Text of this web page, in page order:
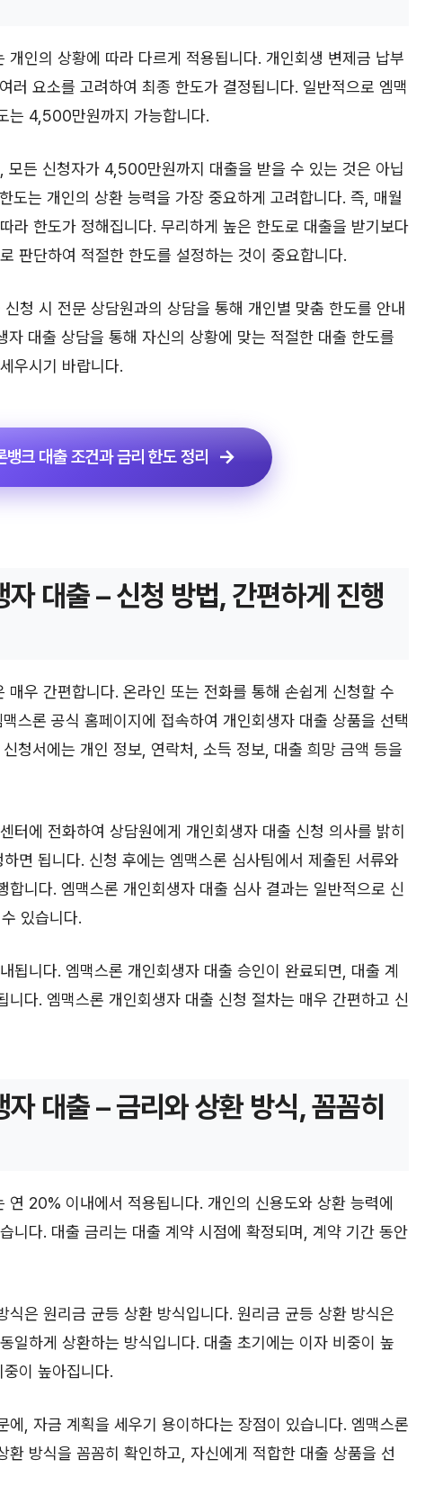
개인의 상황에 따라 다르게 적용됩니다. 개인회생 변제금 납부
러 요소를 고려하여 최종 한도가 결정됩니다. 일반적으로 엠맥
는 4,500만원까지 가능합니다.
모든 신청자가 4,500만원까지 대출을 받을 수 있는 것은 아닙
도는 개인의 상환 능력을 가장 중요하게 고려합니다. 즉, 매월
라 한도가 정해집니다. 무리하게 높은 한도로 대출을 받기보다
판단하여 적절한 한도를 설정하는 것이 중요합니다.
청 시 전문 상담원과의 상담을 통해 개인별 맞춤 한도를 안내
자 대출 상담을 통해 자신의 상황에 맞는 적절한 대출 한도를
우시기 바랍니다.
뱅크 대출 조건과 금리 한도 정리
대출 – 신청 방법, 간편하게 진행
매우 간편합니다. 온라인 또는 전화를 통해 손쉽게 신청할 수
스론 공식 홈페이지에 접속하여 개인회생자 대출 상품을 선택
청서에는 개인 정보, 연락처, 소득 정보, 대출 희망 금액 등을
터에 전화하여 상담원에게 개인회생자 대출 신청 의사를 밝히
면 됩니다. 신청 후에는 엠맥스론 심사팀에서 제출된 서류와
합니다. 엠맥스론 개인회생자 대출 심사 결과는 일반적으로 신
있습니다.
됩니다. 엠맥스론 개인회생자 대출 승인이 완료되면, 대출 계
니다. 엠맥스론 개인회생자 대출 신청 절차는 매우 간편하고 신
대출 – 금리와 상환 방식, 꼼꼼히
연 20% 이내에서 적용됩니다. 개인의 신용도와 상환 능력에
니다. 대출 금리는 대출 계약 시점에 확정되며, 계약 기간 동안
식은 원리금 균등 상환 방식입니다. 원리금 균등 상환 방식은
일하게 상환하는 방식입니다. 대출 초기에는 이자 비중이 높
이 높아집니다.
에, 자금 계획을 세우기 용이하다는 장점이 있습니다. 엠맥스론
환 방식을 꼼꼼히 확인하고, 자신에게 적합한 대출 상품을 선